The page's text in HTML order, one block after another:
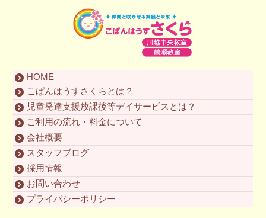
HOME
こぱんはうすさくらとは？
児童発達支援放課後等デイサービスとは？
ご利用の流れ・料金について
会社概要
スタッフブログ
採用情報
お問い合わせ
プライバシーポリシー